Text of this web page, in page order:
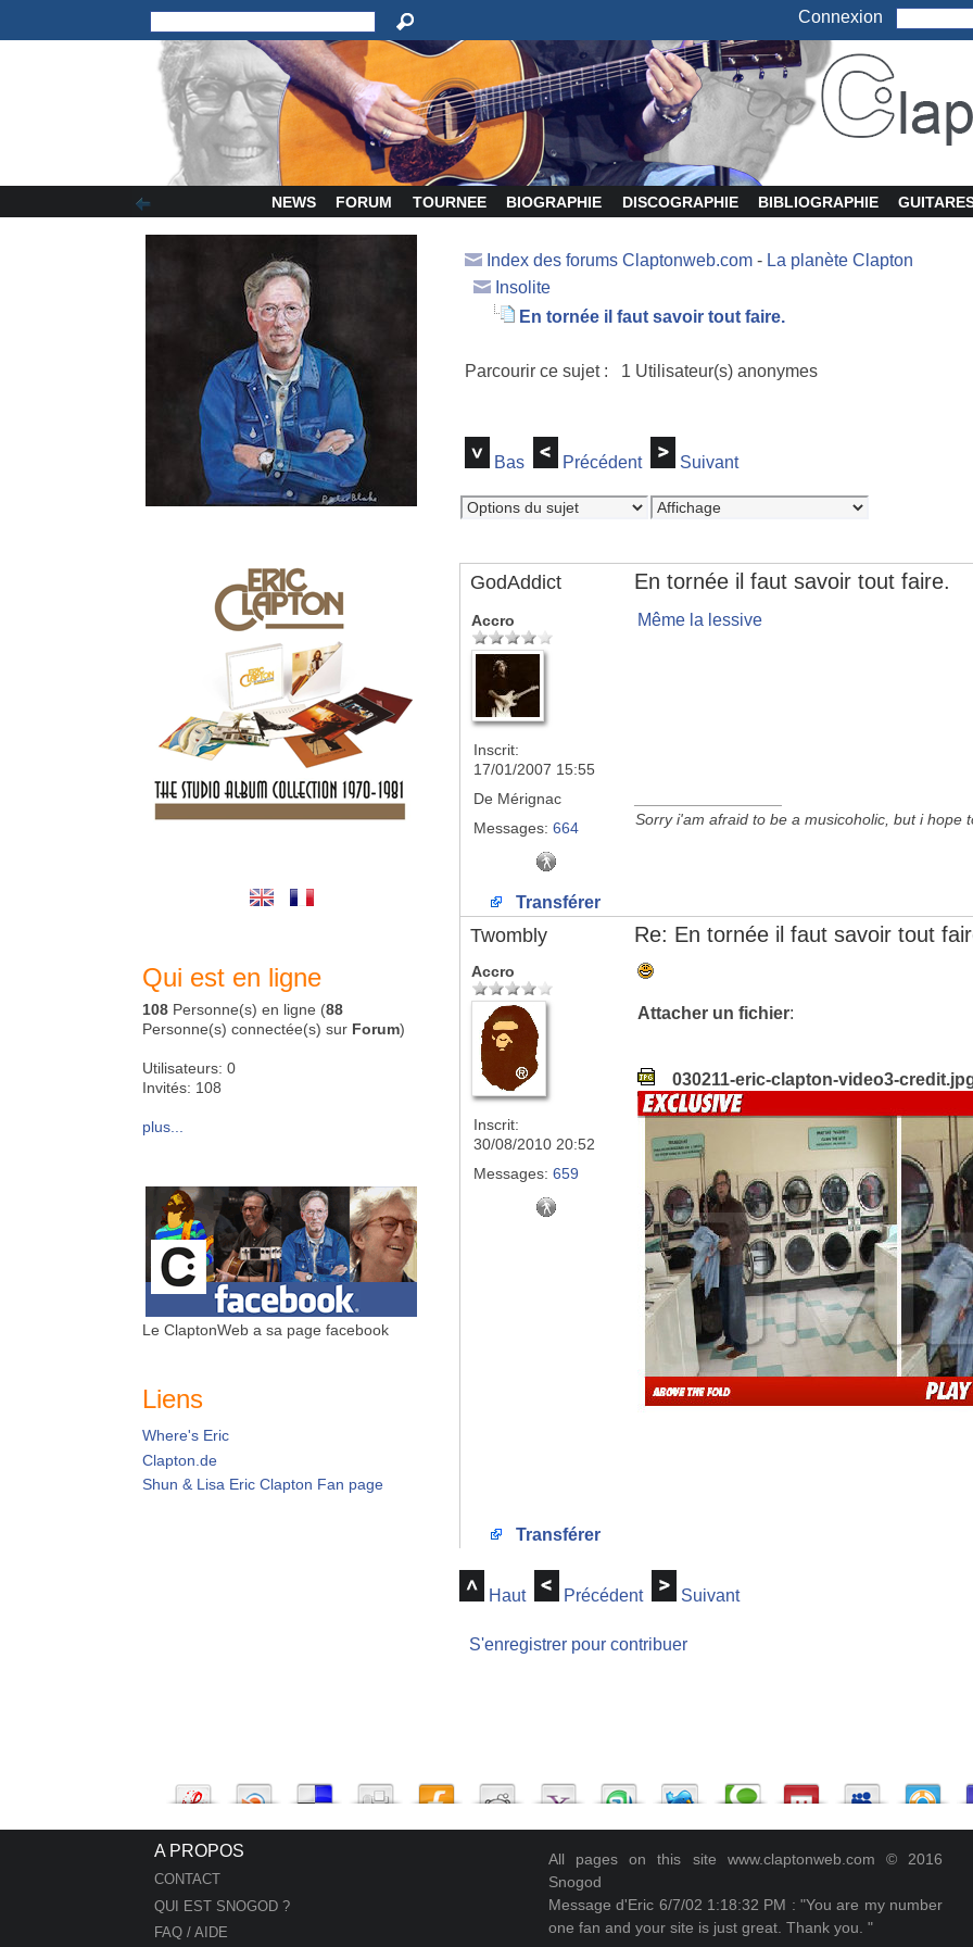
Connexion
NEWS FORUM TOURNEE BIOGRAPHIE DISCOGRAPHIE BIBLIOGRAPHIE
Qui est en ligne
108 Personne(s) en ligne (88
Personne(s) connectée(s) sur Forum)
Utilisateurs: 0
Invités: 108
plus...
Le ClaptonWeb a sa page facebook
Liens
Where's Eric
Clapton.de
Shun & Lisa Eric Clapton Fan page
Index des forums Claptonweb.com - La planète Clapton
Insolite
En tornée il faut savoir tout faire.
Parcourir ce sujet : 1 Utilisateur(s) anonymes
Bas Précédent Suivant
GodAddict En tornée il faut savoir tout faire.
Accro
Inscrit:
17/01/2007 15:55
De Mérignac
Messages: 664
Même la lessive
Sorry i'am afraid to be a musicoholic, but i hope
Transférer
Twombly Re: En tornée il faut savoir tout
Accro
Inscrit:
30/08/2010 20:52
Messages: 659
Attacher un fichier:
030211-eric-clapton-video3-
Transférer
Haut Précédent Suivant
S'enregistrer pour contribuer
A PROPOS
CONTACT
QUI EST SNOGOD ?
FAQ / AIDE
All pages on this site www.claptonweb.com © 2016
Snogod
Message d'Eric 6/7/02 1:18:32 PM : "You are my number
one fan and your site is just great. Thank you. "